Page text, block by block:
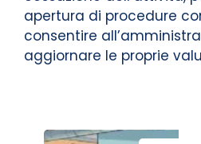
apertura di procedure
consentire
aggiornare le proprie